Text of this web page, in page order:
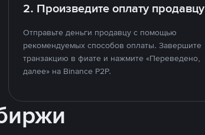
2. Произведите оплату продавцу
Отправьте деньги продавцу с помощью
рекомендуемых способов оплаты. Завершите
транзакцию в фиате и нажмите «Переведено,
далее» на Binance P2P.